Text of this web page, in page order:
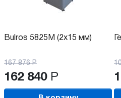
Bulros 5825М (2х15 мм)
167 876 Р
162 840 Р